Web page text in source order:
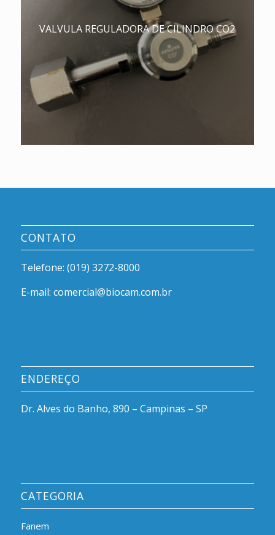
VALVULA REGULADORA DE CILINDRO CO2
CONTATO
Telefone: (019) 3272-8000
E-mail: comercial@biocam.com.br
ENDEREÇO
Dr. Alves do Banho, 890 – Campinas – SP
CATEGORIA
Fanem